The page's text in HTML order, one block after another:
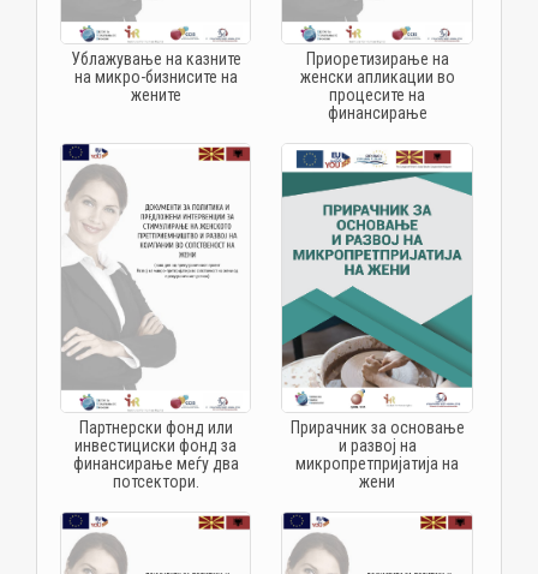
Ублажување на казните
на микро-бизнисите на
жените
Приоретизирање на
женски апликации во
процесите на
финансирање
Партнерски фонд или
инвестициски фонд за
финансирање меѓу два
потсектори.
Прирачник за основање
и развој на
микропретпријатија на
жени